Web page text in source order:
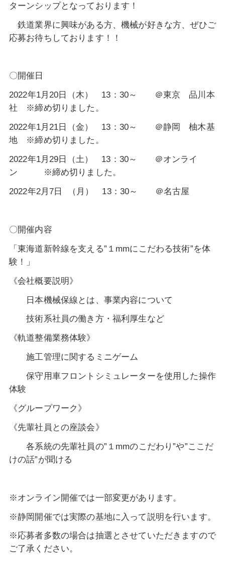
ターンシップとなっております！
鉄道業界に興味がある方、機械が好きな方、ぜひご
応募お待ちしております！！
〇開催日
2022年1月20 日（木） 13：30～ ＠東京 品川本
社 ※締め切りました。
2022年1月21日（金） 13：30～ ＠静岡 柚木基
地 ※締め切りました。
2022年1月29日（土） 13：30～ ＠オンライ
ン ※締め切りました。
2022年2月7日 （月） 13：30～ ＠名古屋
〇開催内容
「東海道新幹線を支える”１mmにこだわる技術”を体
験！」
《会社概要説明》
日本機械保線とは、事業内容について
技術系社員の働き方・福利厚生など
《軌道整備業務体験》
施工管理に関するミニゲーム
保守用車フロントシミュレーターを使用した操作
体験
《グループワーク》
《先輩社員との座談会》
各系統の先輩社員の”１mmのこだわり”や”ここだ
けの話”が聞ける
※オンライン開催では一部変更があります。
※静岡開催では実際の基地に入って説明を行います。
※応募者多数の場合は抽選とさせていただきますので
ご了承ください。